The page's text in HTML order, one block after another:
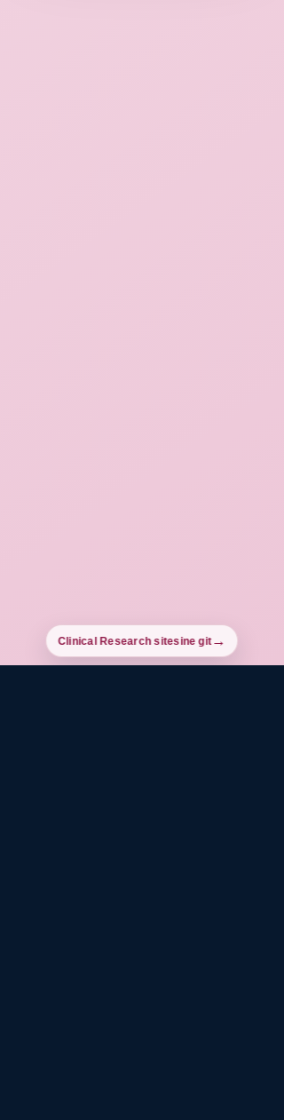
Clinical Research sitesine git